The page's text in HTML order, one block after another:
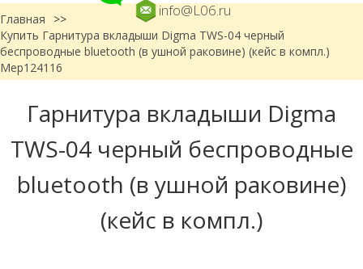
info@L06.ru
Главная
>>
Купить Гарнитура вкладыши Digma TWS-04 черный
беспроводные bluetooth (в ушной раковине) (кейс в компл.)
Мер124116
Гарнитура вкладыши Digma
TWS-04 черный беспроводные
bluetooth (в ушной раковине)
(кейс в компл.)